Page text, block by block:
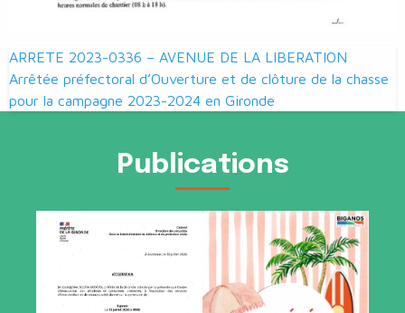
Navigation
de
l’article
ARRETE 2023-0336 – AVENUE DE LA LIBERATION
Arrêtée préfectoral d’Ouverture et de clôture de la chasse
pour la campagne 2023-2024 en Gironde
Publications